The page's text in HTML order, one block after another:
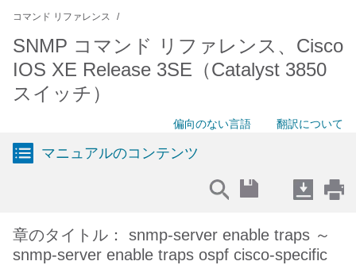
コマンド リファレンス
SNMP コマンド リファレンス、Cisco
IOS XE Release 3SE（Catalyst 3850
スイッチ）
偏向のない言語 翻訳について
マニュアルのコンテンツ
章のタイトル： snmp-server enable traps ～
snmp-server enable traps ospf cisco-specific